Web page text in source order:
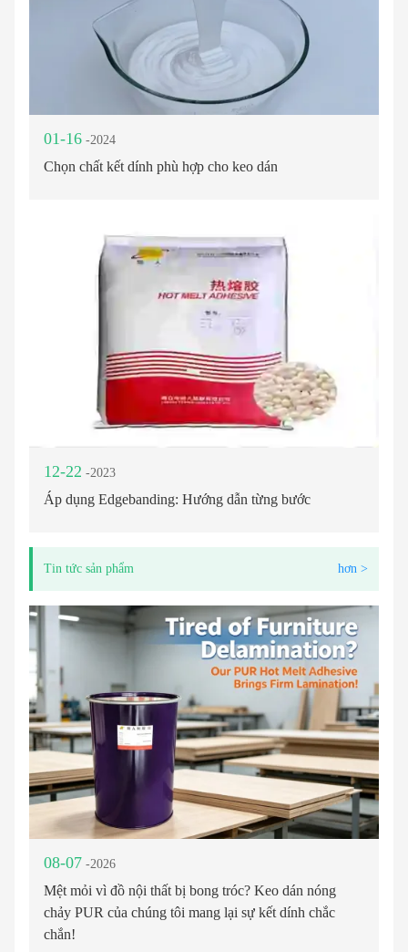
01-16 -2024
Chọn chất kết dính phù hợp cho keo dán
12-22 -2023
Áp dụng Edgebanding: Hướng dẫn từng bước
Tin tức sản phẩm hơn >
08-07 -2026
Mệt mỏi vì đồ nội thất bị bong tróc? Keo dán nóng
chảy PUR của chúng tôi mang lại sự kết dính chắc
chắn!